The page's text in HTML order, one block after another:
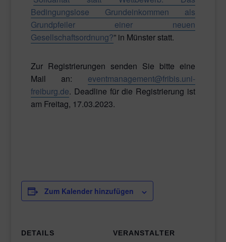
Bedingungslose Grundeinkommen als
Grundpfeiler einer neuen
Gesellschaftsordnung?” in Münster statt.
Zur Registrierungen senden Sie bitte eine
Mail an: eventmanagement@fribis.uni-
freiburg.de. Deadline für die Registrierung ist
am Freitag, 17.03.2023.
Zum Kalender hinzufügen
DETAILS VERANSTALTER